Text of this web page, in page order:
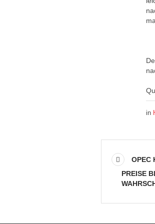
in
OPEC
PREISE